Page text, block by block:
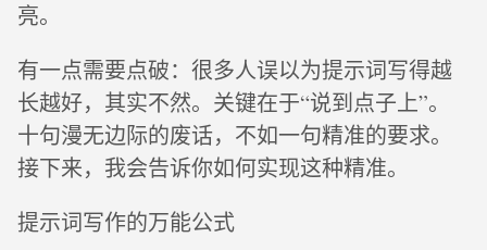
亮。
有一点需要点破：很多人误以为提示词写得越
长越好，其实不然。关键在于“说到点子上”。
十句漫无边际的废话，不如一句精准的要求。
接下来，我会告诉你如何实现这种精准。
提示词写作的万能公式